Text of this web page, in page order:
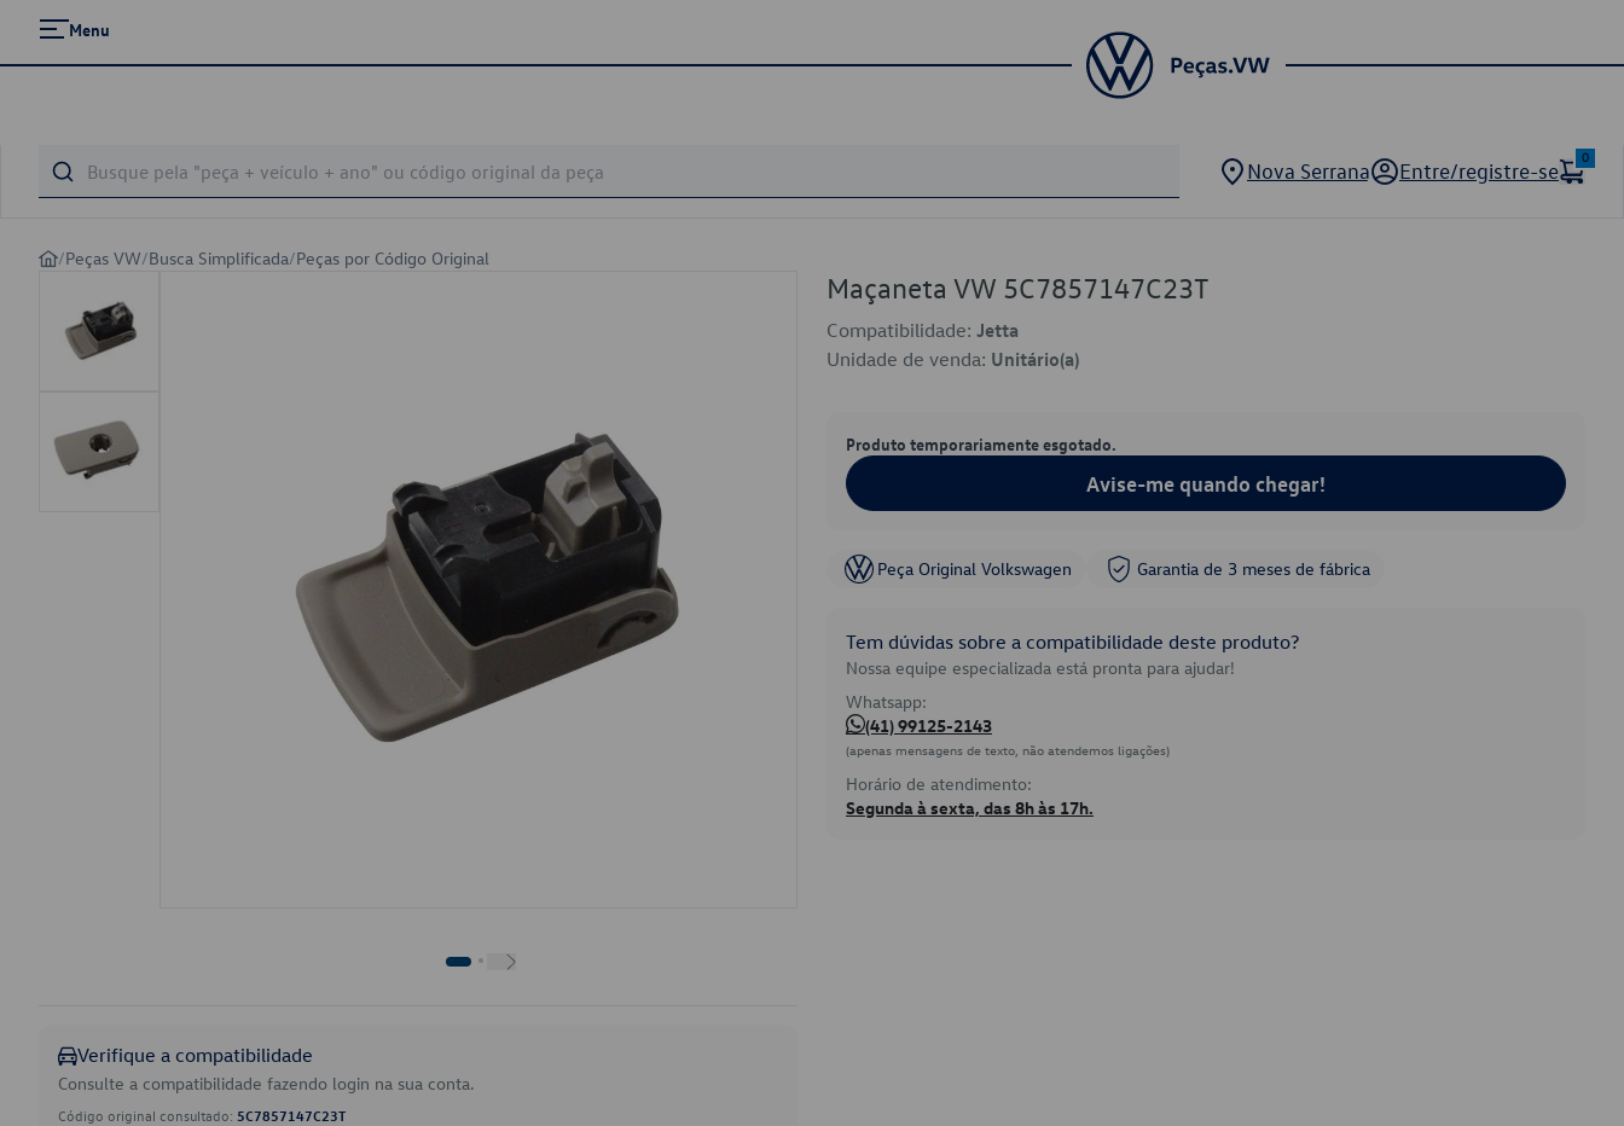
Menu
Nova Serrana Entre/registre-se
0
/Peças VW/Busca Simplificada/Peças por Código Original
Verifique a compatibilidade
Consulte a compatibilidade fazendo login na sua conta.
Código original consultado: 5C7857147C23T
Maçaneta VW 5C7857147C23T
Compatibilidade: Jetta
Unidade de venda: Unitário(a)
Produto temporariamente esgotado.
Avise-me quando chegar!
Peça Original Volkswagen Garantia de 3 meses de fábrica
Tem dúvidas sobre a compatibilidade deste produto?
Nossa equipe especializada está pronta para ajudar!
Whatsapp:
(41) 99125-2143
(apenas mensagens de texto, não atendemos ligações)
Horário de atendimento:
Segunda à sexta, das 8h às 17h.